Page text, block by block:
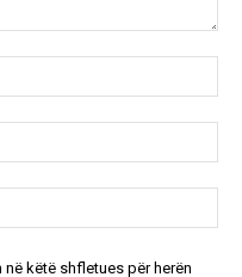
këtë shfletues për herën